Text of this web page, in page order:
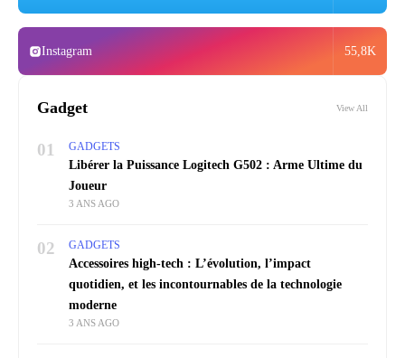
Instagram 55,8K
Gadget View All
01 GADGETS
Libérer la Puissance Logitech G502 : Arme Ultime du
Joueur
3 ANS AGO
02 GADGETS
Accessoires high-tech : L’évolution, l’impact
quotidien, et les incontournables de la technologie
moderne
3 ANS AGO